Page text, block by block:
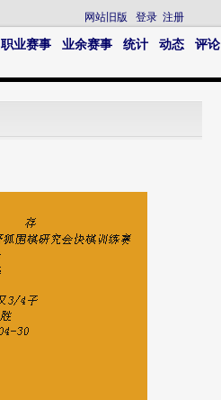
网站旧版 登录 注册
职业赛事 业余赛事 统计 动态
评论